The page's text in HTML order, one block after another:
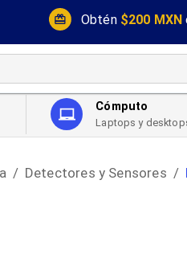
Obtén $200 MXN
Cómputo
Laptops y
/ Detectores y Sensores /